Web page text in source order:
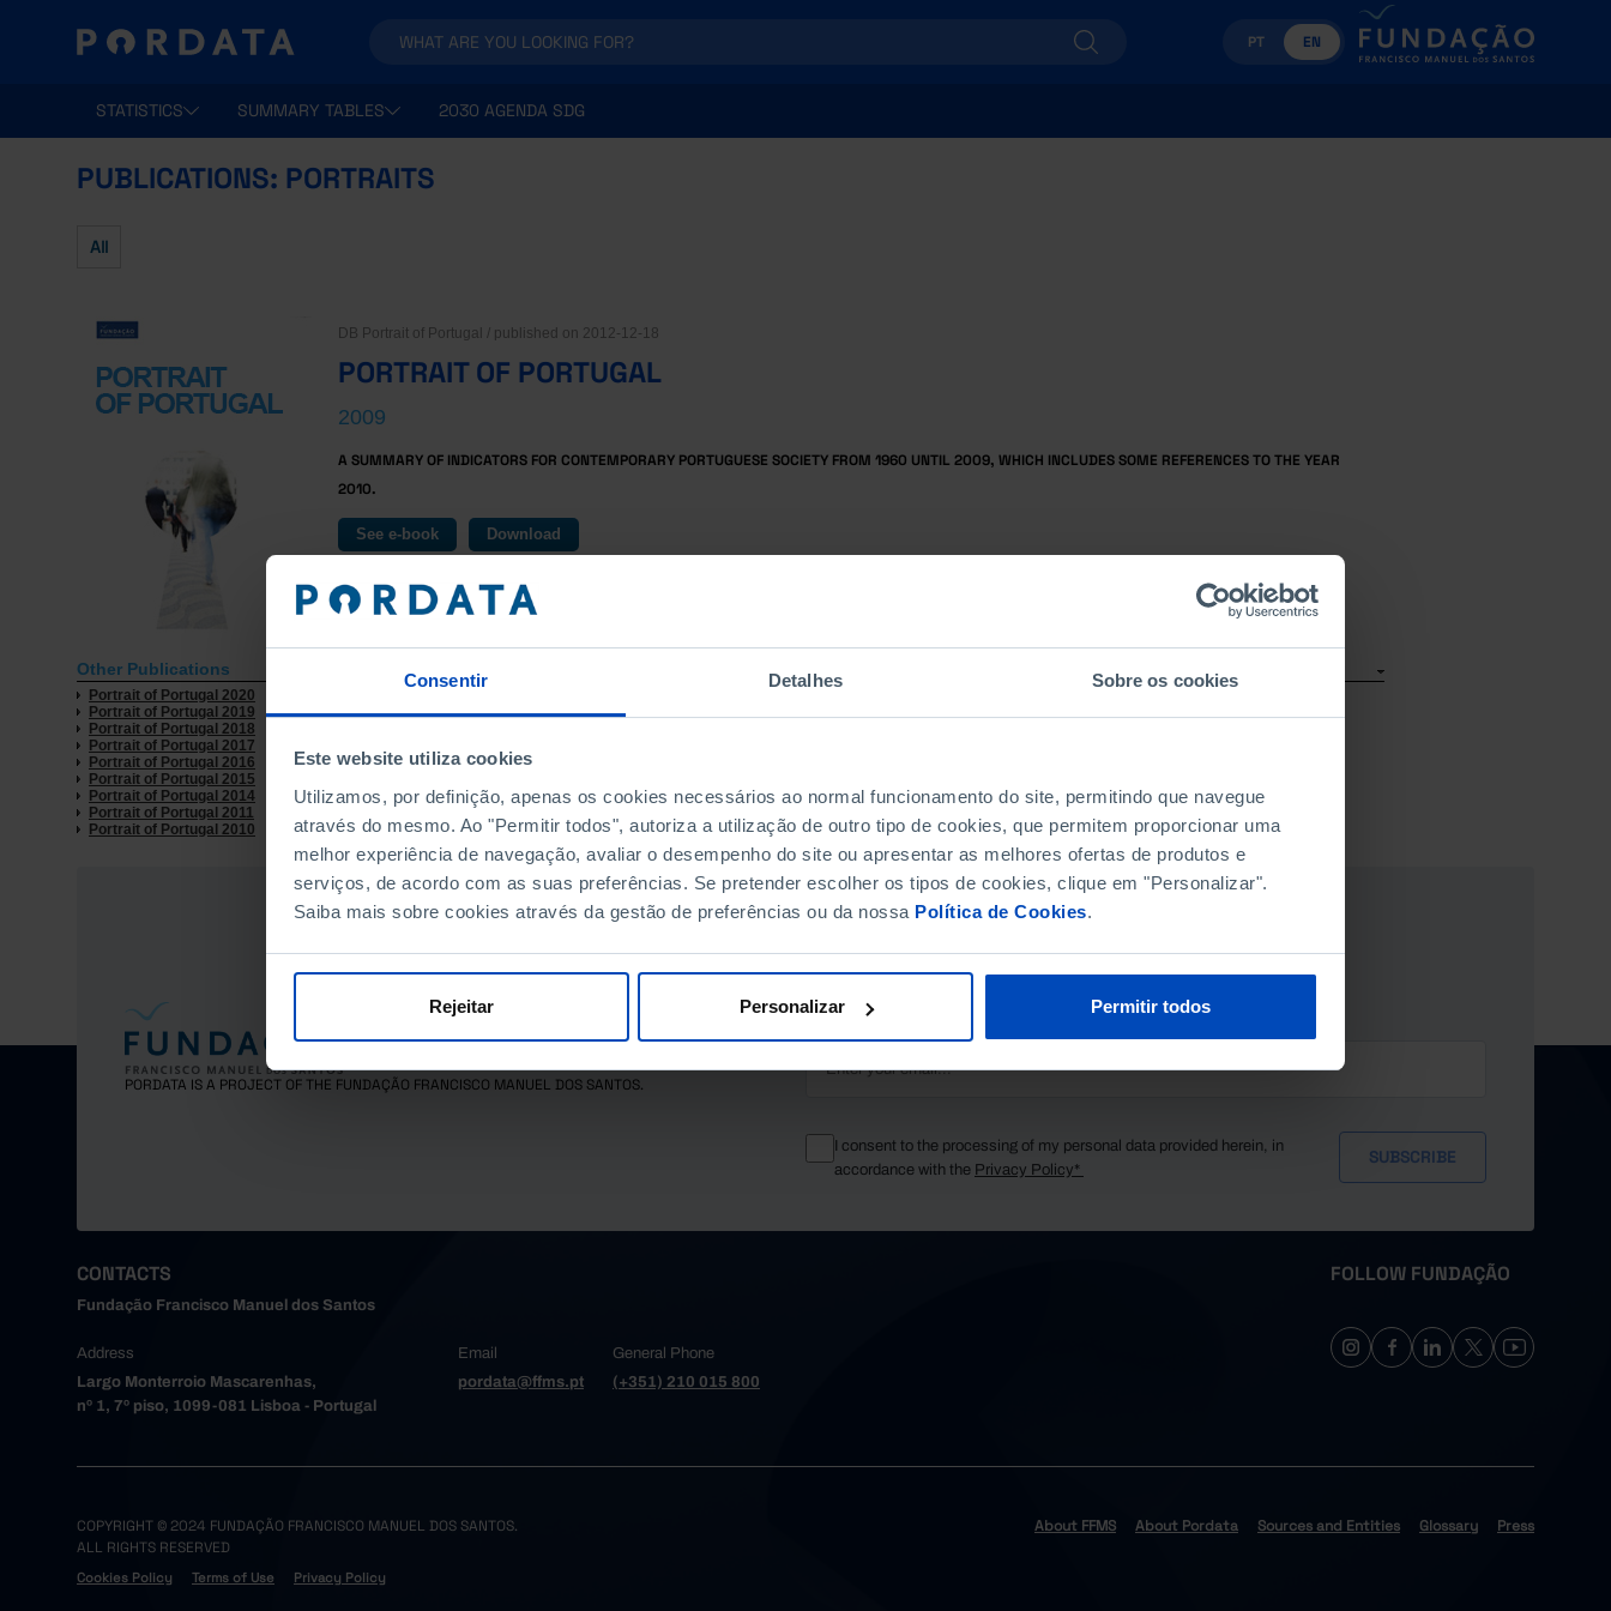
Consentir Detalhes Sobre os cookies
Este website utiliza cookies
Utilizamos, por definição, apenas os cookies necessários ao normal funcionamento do site, permitindo que navegue
através do mesmo. Ao "Permitir todos", autoriza a utilização de outro tipo de cookies, que permitem proporcionar uma
melhor experiência de navegação, avaliar o desempenho do site ou apresentar as melhores ofertas de produtos e
serviços, de acordo com as suas preferências. Se pretender escolher os tipos de cookies, clique em "Personalizar".
Saiba mais sobre cookies através da gestão de preferências ou da nossa Política de Cookies.
Rejeitar Personalizar Permitir todos
PT EN
STATISTICS SUMMARY TABLES 2030 AGENDA SDG
PUBLICATIONS: PORTRAITS
All
DB Portrait of Portugal / published on 2012-12-18
PORTRAIT OF PORTUGAL
2009
A SUMMARY OF INDICATORS FOR CONTEMPORARY PORTUGUESE SOCIETY FROM 1960 UNTIL 2009, WHICH INCLUDES SOME REFERENCES TO THE YEAR
2010.
Other Publications
Portrait of Portugal 2020
Portrait of Portugal 2019
Portrait of Portugal 2018
Portrait of Portugal 2017
Portrait of Portugal 2016
Portrait of Portugal 2015
Portrait of Portugal 2014
Portrait of Portugal 2011
Portrait of Portugal 2010
PORDATA IS A PROJECT OF THE FUNDAÇÃO FRANCISCO MANUEL DOS SANTOS.
STAY IN THE LOOP.
I consent to the processing of my personal data provided herein, in
accordance with the Privacy Policy*
CONTACTS
Fundação Francisco Manuel dos Santos
Address
Largo Monterroio Mascarenhas,
nº 1, 7º piso, 1099-081 Lisboa - Portugal
Email
pordata@ffms.pt
General Phone
(+351) 210 015 800
FOLLOW FUNDAÇÃO
COPYRIGHT © 2024 FUNDAÇÃO FRANCISCO MANUEL DOS SANTOS.
ALL RIGHTS RESERVED
Cookies Policy Terms of Use Privacy Policy
About FFMS About Pordata Sources and Entities Glossary Press